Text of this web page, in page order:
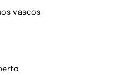
297€
vascos